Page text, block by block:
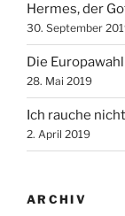
Hermes, der
30. September
Die
28. Mai 2019
Ich rauche
2. April 2019
ARCHIV